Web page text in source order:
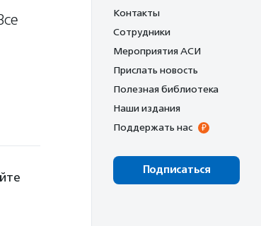
Контакты
Сотрудники
Мероприятия АСИ
Прислать новость
Полезная библиотека
Наши издания
Поддержать нас
Подписаться